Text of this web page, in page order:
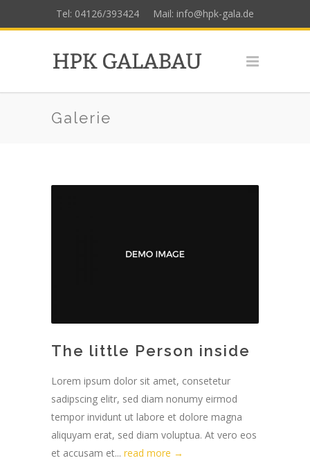
Tel: 04126/393424 Mail: info@hpk-gala.de
Galerie
The little Person inside
Lorem ipsum dolor sit amet, consetetur
sadipscing elitr, sed diam nonumy eirmod
tempor invidunt ut labore et dolore magna
aliquyam erat, sed diam voluptua. At vero eos
et accusam et... read more →